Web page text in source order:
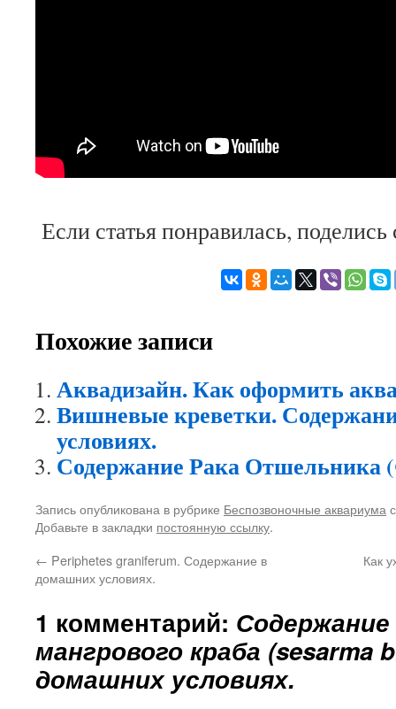
Если статья понравилась,
Похожие записи
Аквадизайн. Как оформить
Вишневые креветки.
условиях.
Содержание Рака Отшельника
Запись опубликована в рубрике Беспозвоночные аквариума
Добавьте в закладки постоянную ссылку.
← Periphetes graniferum. Содержание в
домашних условиях.
Как
1 комментарий: Содержание
мангрового краба (sesarma
домашних условиях.